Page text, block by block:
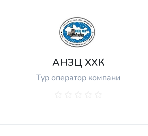
АНЗЦ ХХК
Тур оператор компани